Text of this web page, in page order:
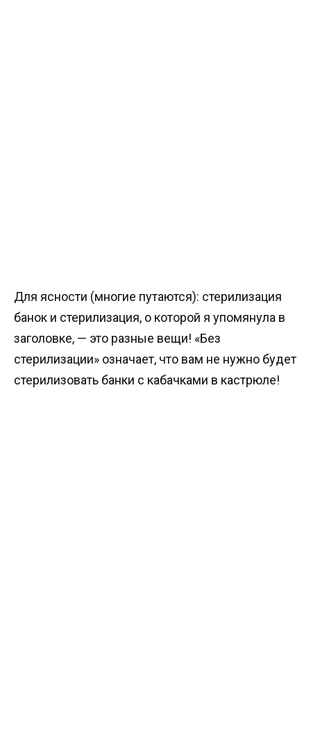
Для ясности (многие путаются): стерилизация
банок и стерилизация, о которой я упомянула в
заголовке, — это разные вещи! «Без
стерилизации» означает, что вам не нужно будет
стерилизовать банки с кабачками в кастрюле!